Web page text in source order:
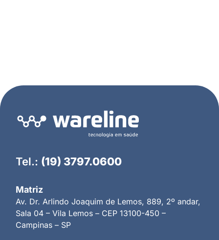
Tel.: (19) 3797.0600
Matriz
Av. Dr. Arlindo Joaquim de Lemos, 889, 2º andar,
Sala 04 – Vila Lemos – CEP 13100-450 –
Campinas – SP